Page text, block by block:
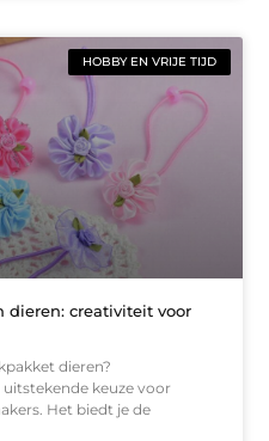
HOBBY EN VRIJE TIJD
dieren: creativiteit voor
dieren?
uitstekende keuze voor
Het biedt je de